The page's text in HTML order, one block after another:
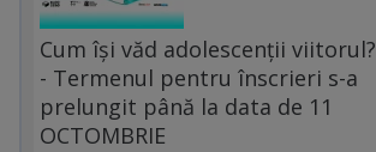
Cum își văd adolescenții viitorul?
- Termenul pentru înscrieri s-a
prelungit până la data de 11
OCTOMBRIE